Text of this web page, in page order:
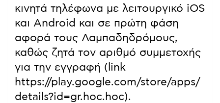
κινητά τηλέφωνα με λειτουργικό iOS
και Android και σε πρώτη φάση
αφορά τους Λαμπαδηδρόμους,
καθώς ζητά τον αριθμό συμμετοχής
για την εγγραφή (link
https://play.google.com/store/apps/
details?id=gr.hoc.hoc).